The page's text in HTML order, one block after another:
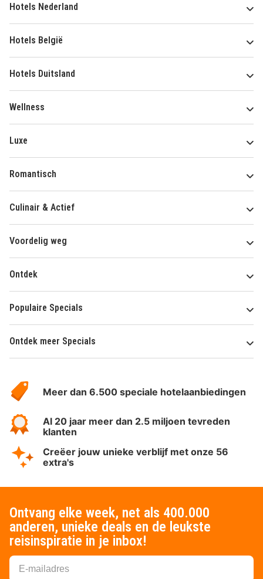
Hotels Nederland
Hotels België
Hotels Duitsland
Wellness
Luxe
Romantisch
Culinair & Actief
Voordelig weg
Ontdek
Populaire Specials
Ontdek meer Specials
HotelSpecials
Meer dan 6.500 speciale hotelaanbiedingen
Al 20 jaar meer dan 2.5 miljoen tevreden
klanten
Creëer jouw unieke verblijf met onze 56
extra's
Ontvang elke week, net als 400.000
anderen, unieke deals en de leukste
reisinspiratie in je inbox!